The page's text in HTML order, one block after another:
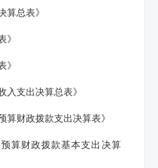
算总表》
》
》
入支出决算总表》
算财政拨款支出决算表》
预算财政拨款基本支出决算